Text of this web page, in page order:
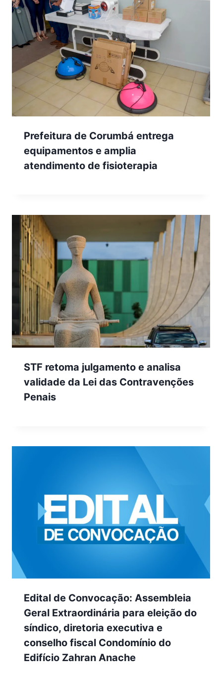
Prefeitura de Corumbá entrega
equipamentos e amplia
atendimento de fisioterapia
STF retoma julgamento e analisa
validade da Lei das Contravenções
Penais
Edital de Convocação: Assembleia
Geral Extraordinária para eleição do
síndico, diretoria executiva e
conselho fiscal Condomínio do
Edifício Zahran Anache